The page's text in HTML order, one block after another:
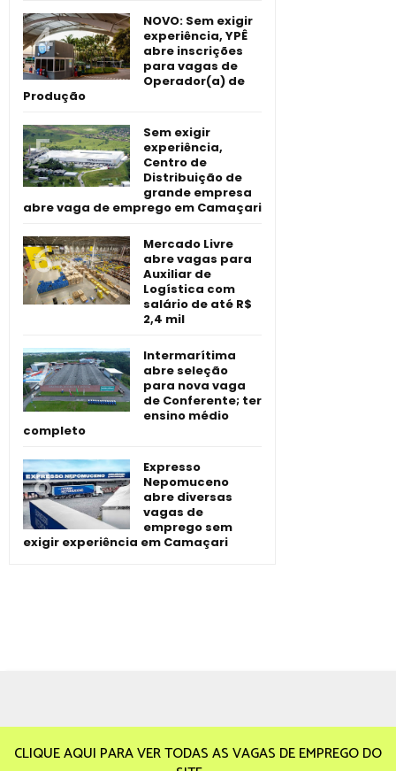
NOVO: Sem exigir
experiência, YPÊ
abre inscrições
para vagas de
Operador(a) de
Produção
Sem exigir
experiência,
Centro de
Distribuição de
grande empresa
abre vaga de emprego em Camaçari
Mercado Livre
abre vagas para
Auxiliar de
Logística com
salário de até R$
2,4 mil
Intermarítima
abre seleção
para nova vaga
de Conferente; ter
ensino médio
completo
Expresso
Nepomuceno
abre diversas
vagas de
emprego sem
exigir experiência em Camaçari
CLIQUE AQUI PARA VER TODAS AS VAGAS DE EMPREGO DO